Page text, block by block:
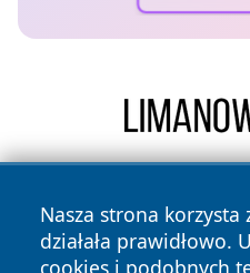
Nasza strona
działała prawidłowo.
cookies i podobnych